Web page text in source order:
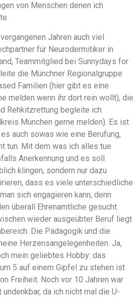
von Menschen denen ich
Jahren auch viel
für Neurodermitiker in
Teammitglied bei Sunnydays for
die Münchner Regionalgruppe
Familien (hier gibt es eine
melden wenn ihr dort rein wollt), die
Rehkitzrettung begleite ich
München gerne melden). Es ist
auch sowas wie eine Berufung,
tun. Mit dem was ich alles tue
Anerkennung und es soll
klingen, sondern nur dazu
dass es viele unterschiedliche
sich engagieren kann, denn
überall Ehrenamtliche gesucht.
wieder ausgeübter Beruf liegt
Die Pädagogik und die
Herzensangelegenheiten. Ja,
mein geliebtes Hobby: das
5 auf einem Gipfel zu stehen ist
Freiheit. Noch vor 10 Jahren war
da ich nicht mal die U-